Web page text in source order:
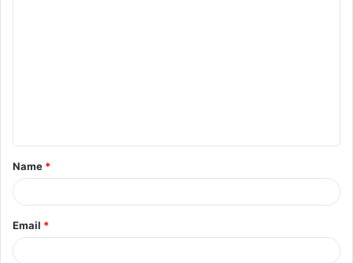
t
*
Name *
Email *